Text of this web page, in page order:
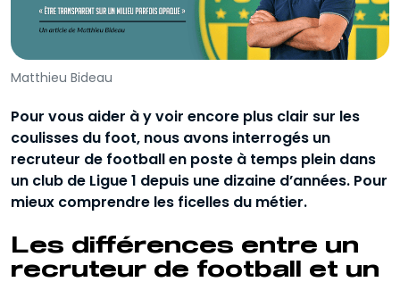
Matthieu Bideau
Pour vous aider à y voir encore plus clair sur les
coulisses du foot, nous avons interrogés un
recruteur de football en poste à temps plein dans
un club de Ligue 1 depuis une dizaine d’années. Pour
mieux comprendre les ficelles du métier.
Les différences entre un
recruteur de football et un